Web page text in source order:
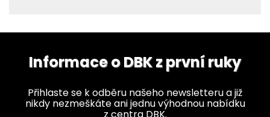
Informace o DBK z první ruky
Přihlaste se k odběru našeho newsletteru a již
nikdy nezmeškáte ani jednu výhodnou nabídku